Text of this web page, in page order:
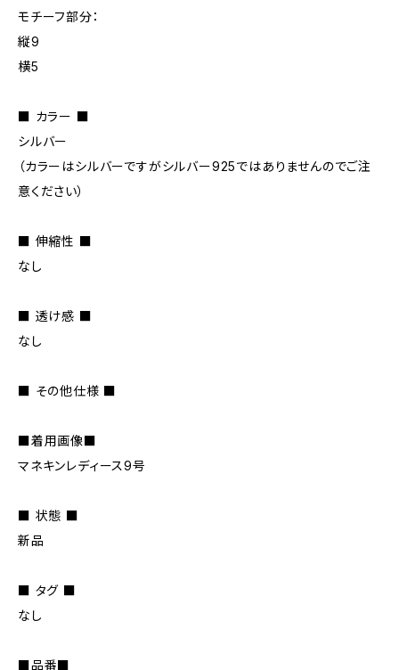
モチーフ部分：
縦9
横5
■ カラー ■
シルバー
（カラーはシルバーですがシルバー925ではありませんのでご注
意ください）
■ 伸縮性 ■
なし
■ 透け感 ■
なし
■ その他仕様 ■
■着用画像■
マネキンレディース9号
■ 状態 ■
新品
■ タグ ■
なし
■品番■